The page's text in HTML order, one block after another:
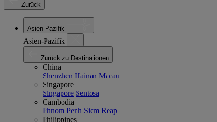
Zurück
Asien-Pazifik
Asien-Pazifik
Zurück zu Destinationen
China
Shenzhen Hainan Macau
Singapore
Singapore Sentosa
Cambodia
Phnom Penh Siem Reap
Philippines